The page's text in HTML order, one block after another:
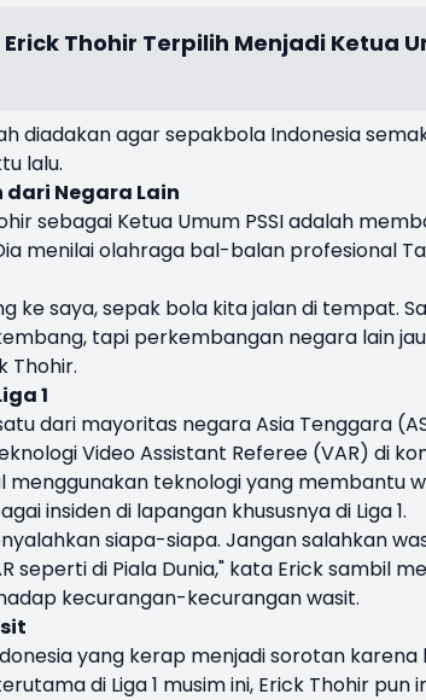
Thohir Terpilih Menjadi Ketua
diadakan agar sepakbola Indonesia
lalu.
Negara Lain
sebagai Ketua Umum PSSI adalah
menilai olahraga bal-balan profesional
ke saya, sepak bola kita jalan di tempat.
tapi perkembangan negara lain
Thohir.
1
dari mayoritas negara Asia Tenggara
Video Assistant Referee (VAR) di
menggunakan teknologi yang membantu
insiden di lapangan khususnya di Liga 1.
siapa-siapa. Jangan salahkan
seperti di Piala Dunia," kata Erick sambil
kecurangan-kecurangan wasit.
yang kerap menjadi sorotan
di Liga 1 musim ini, Erick Thohir pun